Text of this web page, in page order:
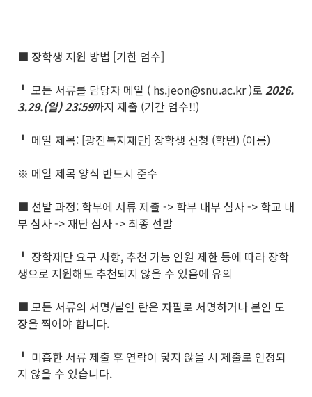
■ 장학생 지원 방법 [기한 엄수]
┖ 모든 서류를 담당자 메일 ( hs.jeon@snu.ac.kr )로 2026.
3.29.(일) 23:59까지 제출 (기간 엄수!!)
┖ 메일 제목: [광진복지재단] 장학생 신청 (학번) (이름)
※ 메일 제목 양식 반드시 준수
■ 선발 과정: 학부에 서류 제출 -> 학부 내부 심사 -> 학교 내
부 심사 -> 재단 심사 -> 최종 선발
┖ 장학재단 요구 사항, 추천 가능 인원 제한 등에 따라 장학
생으로 지원해도 추천되지 않을 수 있음에 유의
■ 모든 서류의 서명/날인 란은 자필로 서명하거나 본인 도
장을 찍어야 합니다.
┖ 미흡한 서류 제출 후 연락이 닿지 않을 시 제출로 인정되
지 않을 수 있습니다.